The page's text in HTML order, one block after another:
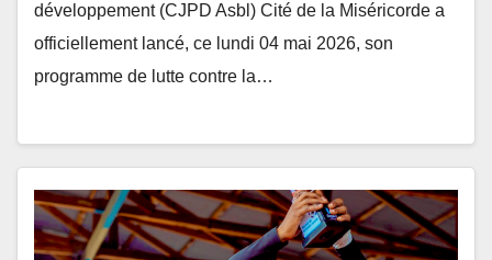
développement (CJPD Asbl) Cité de la Miséricorde a
officiellement lancé, ce lundi 04 mai 2026, son
programme de lutte contre la…